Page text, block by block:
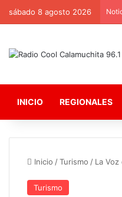
sábado 8 agosto 2026
INICIO REGIONALES
Inicio /Turismo / La
Turismo